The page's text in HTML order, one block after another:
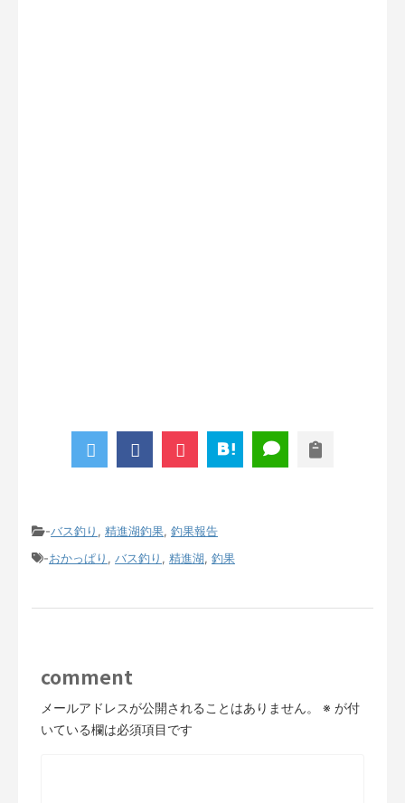
-バス釣り , 精進湖釣果, 釣果報告
-おかっぱり , バス釣り , 精進湖, 釣果
comment
メールアドレスが公開されることはありません。 ※ が付
いている欄は必須項目です